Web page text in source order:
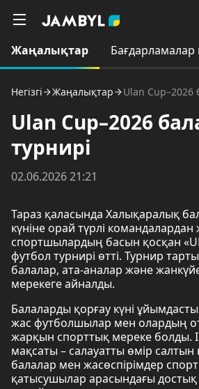
Жаңалықтар Бағдарламалар
Негізгі Жаңалықтар Ulan Cup–2026
Ulan Cup–2026
турнирі
02.06.2026 21:21
Тараз қаласында Халықаралық
күніне орай түрлі
спортшылардың басын қосқан
футбол турнирі өтті. Турнир
балалар, ата-аналар және
мерекеге айналды.
Балаларды қорғау күні
жас футболшылар мен олардың
жарқын спорттық мереке болды.
мақсаты – салауатты өмір салтын
балалар мен жасөспірімдер
қатысушылар арасындағы